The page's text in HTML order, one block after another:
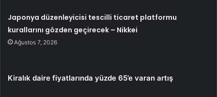
Japonya düzenleyicisi tescilli ticaret platformu
kurallarını gözden geçirecek – Nikkei
Ağustos 7, 2026
Kiralık daire fiyatlarında yüzde 65’e varan artış